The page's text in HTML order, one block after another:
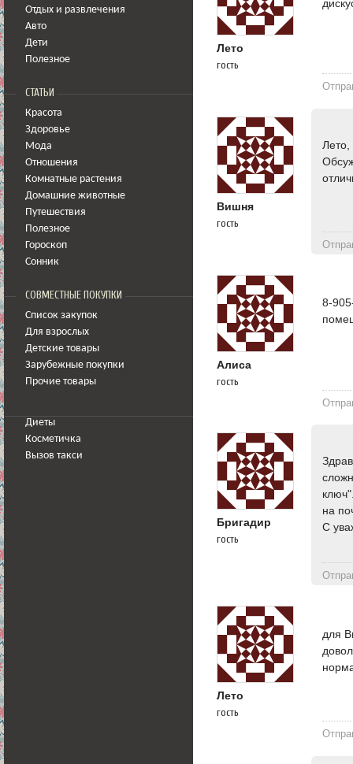
Отдых и развлечения
Авто
Дети
Полезное
СТАТЬИ
Красота
Здоровье
Мода
Отношения
Комнатные растения
Домашние животные
Путешествия
Полезное
Гороскоп
Сонник
СОВМЕСТНЫЕ ПОКУПКИ
Список закупок
Для взрослых
Детские товары
Зарубежные покупки
Прочие товары
Диеты
Косметичка
Вызов такси
Лето
гость
Вишня
гость
Алиса
гость
8-
Бригадир
гость
на
C
Лето
гость
для